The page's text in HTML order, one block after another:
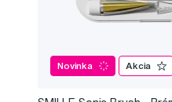
Novinka Akcia